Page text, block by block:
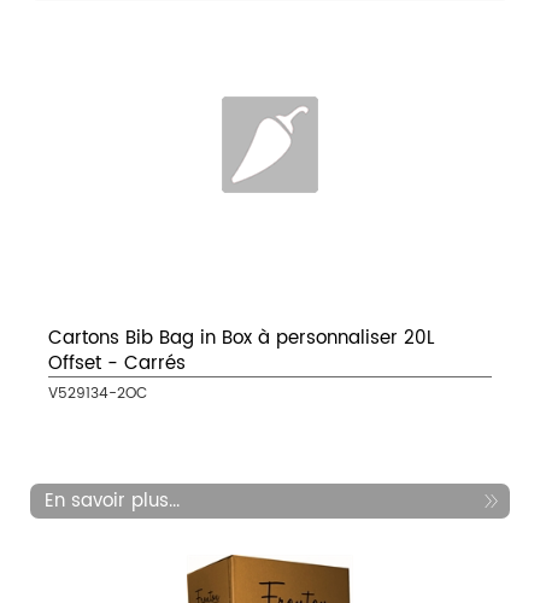
Cartons Bib Bag in Box à personnaliser 20L
Offset - Carrés
V529134-2OC
En savoir plus...